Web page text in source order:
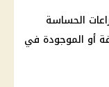
الحساسة
أو الموجودة في